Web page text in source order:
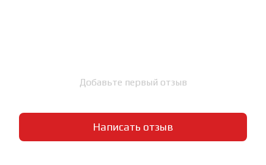
Добавьте первый отзыв
Написать отзыв